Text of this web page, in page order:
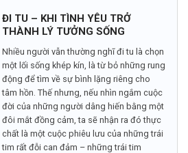
ĐI TU – KHI TÌNH YÊU TRỞ
THÀNH LÝ TƯỞNG SỐNG
Nhiều người vẫn thường nghĩ đi tu là chọn
một lối sống khép kín, là từ bỏ những rung
động để tìm về sự bình lặng riêng cho
tâm hồn. Thế nhưng, nếu nhìn ngắm cuộc
đời của những người dâng hiến bằng một
đôi mắt đồng cảm, ta sẽ nhận ra đó thực
chất là một cuộc phiêu lưu của những trái
tim rất đỗi can đảm – những trái tim